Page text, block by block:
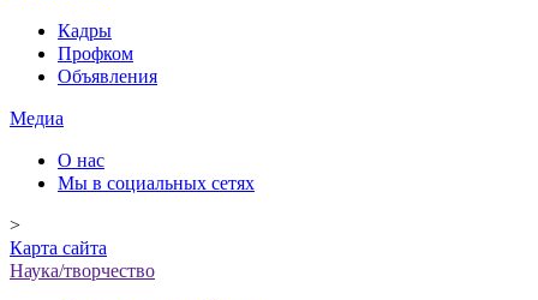
Кадры
Профком
Объявления
Медиа
О нас
Мы в социальных сетях
>
Карта сайта
Наука/творчество